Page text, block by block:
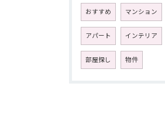
おすすめ マンション
アパート インテリア
部屋探し 物件